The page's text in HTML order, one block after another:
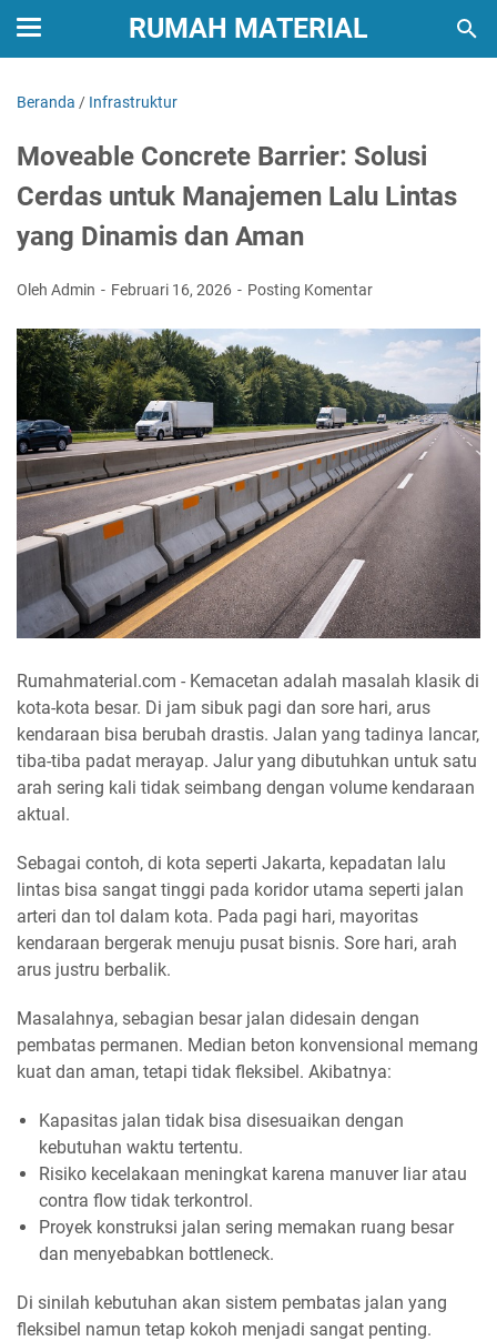
RUMAH MATERIAL
Beranda / Infrastruktur
Moveable Concrete Barrier: Solusi
Cerdas untuk Manajemen Lalu Lintas
yang Dinamis dan Aman
Oleh Admin Februari 16, 2026 Posting Komentar
Rumahmaterial.com - Kemacetan adalah masalah klasik di
kota-kota besar. Di jam sibuk pagi dan sore hari, arus
kendaraan bisa berubah drastis. Jalan yang tadinya lancar,
tiba-tiba padat merayap. Jalur yang dibutuhkan untuk satu
arah sering kali tidak seimbang dengan volume kendaraan
aktual.
Sebagai contoh, di kota seperti Jakarta, kepadatan lalu
lintas bisa sangat tinggi pada koridor utama seperti jalan
arteri dan tol dalam kota. Pada pagi hari, mayoritas
kendaraan bergerak menuju pusat bisnis. Sore hari, arah
arus justru berbalik.
Masalahnya, sebagian besar jalan didesain dengan
pembatas permanen. Median beton konvensional memang
kuat dan aman, tetapi tidak fleksibel. Akibatnya:
Kapasitas jalan tidak bisa disesuaikan dengan
kebutuhan waktu tertentu.
Risiko kecelakaan meningkat karena manuver liar atau
contra flow tidak terkontrol.
Proyek konstruksi jalan sering memakan ruang besar
dan menyebabkan bottleneck.
Di sinilah kebutuhan akan sistem pembatas jalan yang
fleksibel namun tetap kokoh menjadi sangat penting.